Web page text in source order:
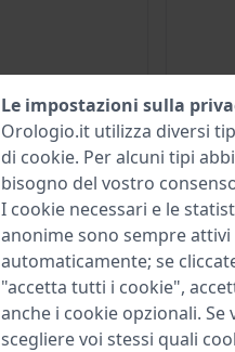
Le impostazioni sulla
Orologio.it utilizza diversi
di cookie. Per alcuni tipi
bisogno del vostro
I cookie necessari e le
anonime sono sempre attivi
automaticamente; se
"accetta tutti i cookie",
anche i cookie opzionali. Se
scegliere voi stessi quali